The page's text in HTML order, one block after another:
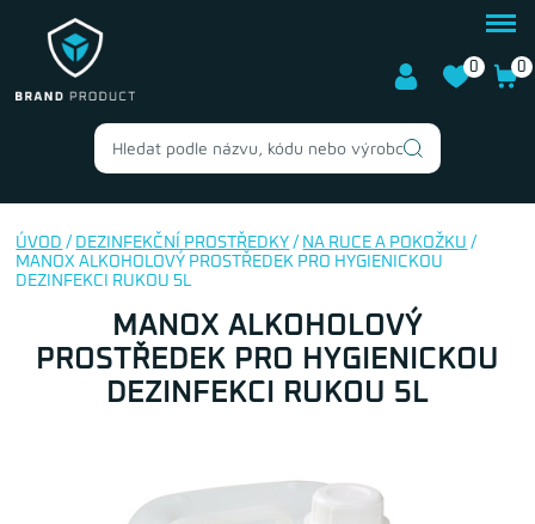
0 0
ÚVOD / DEZINFEKČNÍ PROSTŘEDKY / NA RUCE A POKOŽKU /
MANOX ALKOHOLOVÝ PROSTŘEDEK PRO HYGIENICKOU
DEZINFEKCI RUKOU 5L
MANOX ALKOHOLOVÝ
PROSTŘEDEK PRO HYGIENICKOU
DEZINFEKCI RUKOU 5L